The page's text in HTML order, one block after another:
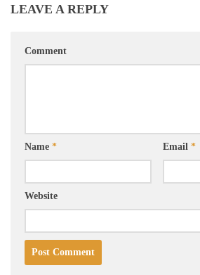
LEAVE A REPLY
Comment
Name * Email *
Website